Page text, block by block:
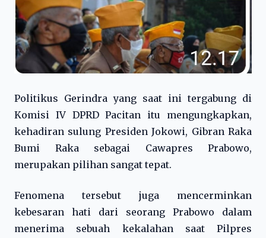
Politikus Gerindra yang saat ini tergabung di
Komisi IV DPRD Pacitan itu mengungkapkan,
kehadiran sulung Presiden Jokowi, Gibran Raka
Bumi Raka sebagai Cawapres Prabowo,
merupakan pilihan sangat tepat.
Fenomena tersebut juga mencerminkan
kebesaran hati dari seorang Prabowo dalam
menerima sebuah kekalahan saat Pilpres